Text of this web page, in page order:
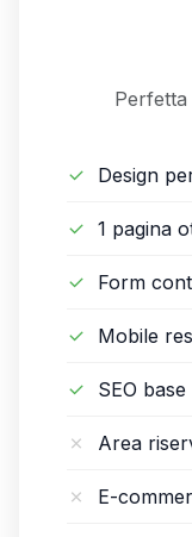
Design
1 pagina
Form
Mobile
SEO base
Area
E-